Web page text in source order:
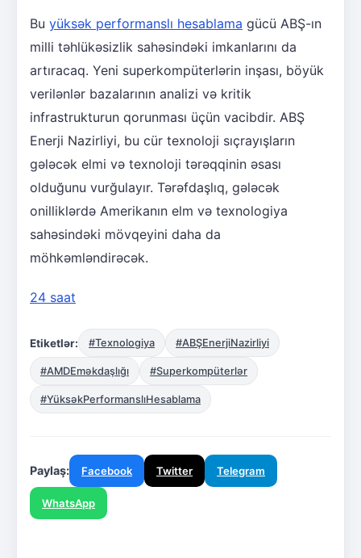
Bu yüksək performanslı hesablama gücü ABŞ-ın
milli təhlükəsizlik sahəsindəki imkanlarını da
artıracaq. Yeni superkompüterlərin inşası, böyük
verilənlər bazalarının analizi və kritik
infrastrukturun qorunması üçün vacibdir. ABŞ
Enerji Nazirliyi, bu cür texnoloji sıçrayışların
gələcək elmi və texnoloji tərəqqinin əsası
olduğunu vurğulayır. Tərəfdaşlıq, gələcək
onilliklərdə Amerikanın elm və texnologiya
sahəsindəki mövqeyini daha da
möhkəmləndirəcək.
24 saat
Etiketlər: #Texnologiya #ABŞEnerjiNazirliyi
#AMDEməkdaşlığı #Superkompüterlər
#YüksəkPerformanslıHesablama
Paylaş: Facebook Twitter Telegram
WhatsApp